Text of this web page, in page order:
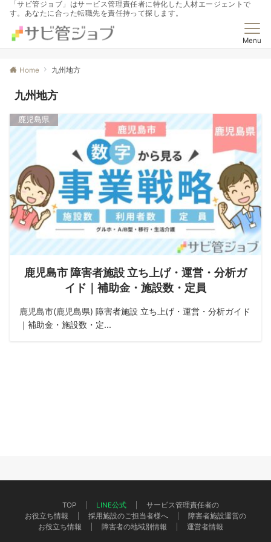
「サビ管ジョブ」はサービス管理責任者に特化した人材エージェントで
す。あなたに合った転職先を責任持って探します。
Menu
Home 九州地方
九州地方
鹿児島県
鹿児島市 障害者施設 立ち上げ・運営・分析ガ
イド｜補助金・施設数・定員
鹿児島市(鹿児島県) 障害者施設 立ち上げ・運営・分析ガイド
｜補助金・施設数・定...
TOP LINE公式
サービス管理責任者の
お役立ち情報
採用施設のご担当者様へ
障害者施設運営の
お役立ち情報
障害者の地域別情報 運営者情報